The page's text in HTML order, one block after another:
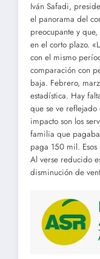
Iván Safadi,
el panorama del
preocupante y
en el corto plazo.
con el mismo
comparación con
baja. Febrero,
estadística. Hay
que se ve
impacto son los
familia que
paga 150 mil.
Al verse reducido
disminución de